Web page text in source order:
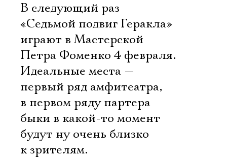
В следующий раз
«Седьмой подвиг Геракла»
играют в Мастерской
Петра Фоменко 4 февраля.
Идеальные места —
первый ряд амфитеатра,
в первом ряду партера
быки в какой-то момент
будут ну очень близко
к зрителям.